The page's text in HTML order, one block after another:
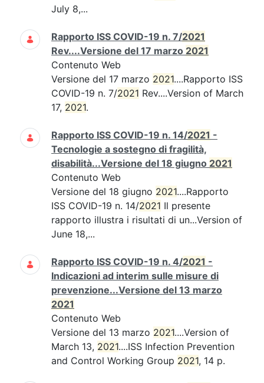
July 8,...
Rapporto ISS COVID-19 n. 7/2021
Rev....Versione del 17 marzo 2021
Contenuto Web
Versione del 17 marzo 2021....Rapporto ISS
COVID-19 n. 7/2021 Rev....Version of March
17, 2021.
Rapporto ISS COVID-19 n. 14/2021 -
Tecnologie a sostegno di fragilità,
disabilità...Versione del 18 giugno 2021
Contenuto Web
Versione del 18 giugno 2021....Rapporto
ISS COVID-19 n. 14/2021 Il presente
rapporto illustra i risultati di un...Version of
June 18,...
Rapporto ISS COVID-19 n. 4/2021 -
Indicazioni ad interim sulle misure di
prevenzione...Versione del 13 marzo
2021
Contenuto Web
Versione del 13 marzo 2021....Version of
March 13, 2021....ISS Infection Prevention
and Control Working Group 2021, 14 p.